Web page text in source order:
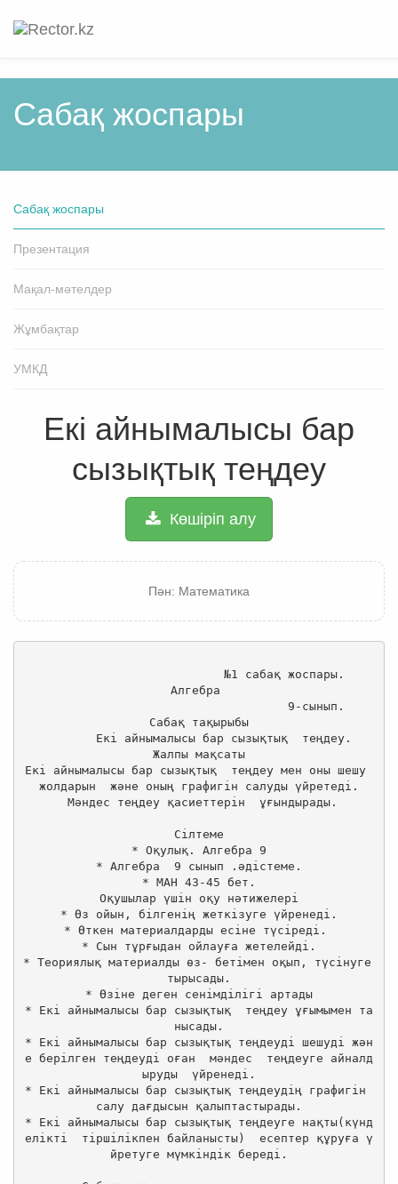
Cабақ жоспары
Cабақ жоспары
Презентация
Мақал-мәтелдер
Жұмбақтар
УМКД
Екі айнымалысы бар
сызықтық теңдеу
Көшіріп алу
Пән: Математика